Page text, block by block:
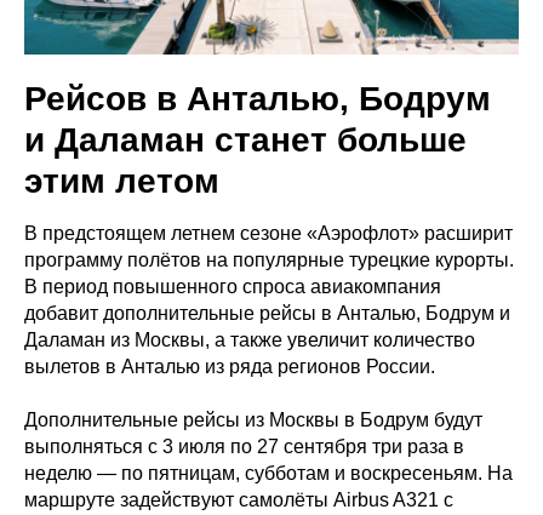
Рейсов в Анталью, Бодрум
и Даламан станет больше
этим летом
В предстоящем летнем сезоне «Аэрофлот» расширит
программу полётов на популярные турецкие курорты.
В период повышенного спроса авиакомпания
добавит дополнительные рейсы в Анталью, Бодрум и
Даламан из Москвы, а также увеличит количество
вылетов в Анталью из ряда регионов России.
Дополнительные рейсы из Москвы в Бодрум будут
выполняться с 3 июля по 27 сентября три раза в
неделю — по пятницам, субботам и воскресеньям. На
маршруте задействуют самолёты Airbus A321 с